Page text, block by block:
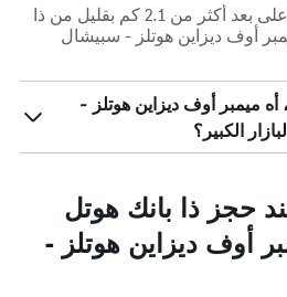
يقع مسجد الفاتح المشهور على بعد أكثر من 2.1 كم بقليل من ذا
أوف ديزاين هوتلز - سبيشال
ميمبر أوف ديزاين هوتلز -
الكبير؟
حجز ذا بانك هوتل
أوف ديزاين هوتلز -